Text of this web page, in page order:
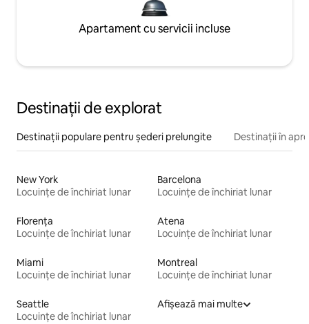
Apartament cu servicii incluse
Destinații de explorat
Destinații populare pentru șederi prelungite Destinații în
New York
Locuințe de închiriat lunar
Barcelona
Locuințe de închiriat lunar
Florența
Locuințe de închiriat lunar
Atena
Locuințe de închiriat lunar
Miami
Locuințe de închiriat lunar
Montreal
Locuințe de închiriat lunar
Seattle
Locuințe de închiriat lunar
Afișează mai multe